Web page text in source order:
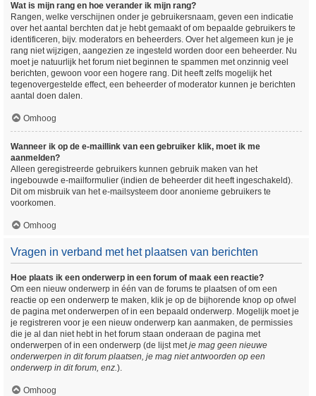
Wat is mijn rang en hoe verander ik mijn rang?
Rangen, welke verschijnen onder je gebruikersnaam, geven een indicatie
over het aantal berchten dat je hebt gemaakt of om bepaalde gebruikers te
identificeren, bijv. moderators en beheerders. Over het algemeen kun je je
rang niet wijzigen, aangezien ze ingesteld worden door een beheerder. Nu
moet je natuurlijk het forum niet beginnen te spammen met onzinnig veel
berichten, gewoon voor een hogere rang. Dit heeft zelfs mogelijk het
tegenovergestelde effect, een beheerder of moderator kunnen je berichten
aantal doen dalen.
Omhoog
Wanneer ik op de e-maillink van een gebruiker klik, moet ik me
aanmelden?
Alleen geregistreerde gebruikers kunnen gebruik maken van het
ingebouwde e-mailformulier (indien de beheerder dit heeft ingeschakeld).
Dit om misbruik van het e-mailsysteem door anonieme gebruikers te
voorkomen.
Omhoog
Vragen in verband met het plaatsen van berichten
Hoe plaats ik een onderwerp in een forum of maak een reactie?
Om een nieuw onderwerp in één van de forums te plaatsen of om een
reactie op een onderwerp te maken, klik je op de bijhorende knop op ofwel
de pagina met onderwerpen of in een bepaald onderwerp. Mogelijk moet je
je registreren voor je een nieuw onderwerp kan aanmaken, de permissies
die je al dan niet hebt in het forum staan onderaan de pagina met
onderwerpen of in een onderwerp (de lijst metje mag geen nieuwe
onderwerpen in dit forum plaatsen, je mag niet antwoorden op een
onderwerp in dit forum, enz.).
Omhoog